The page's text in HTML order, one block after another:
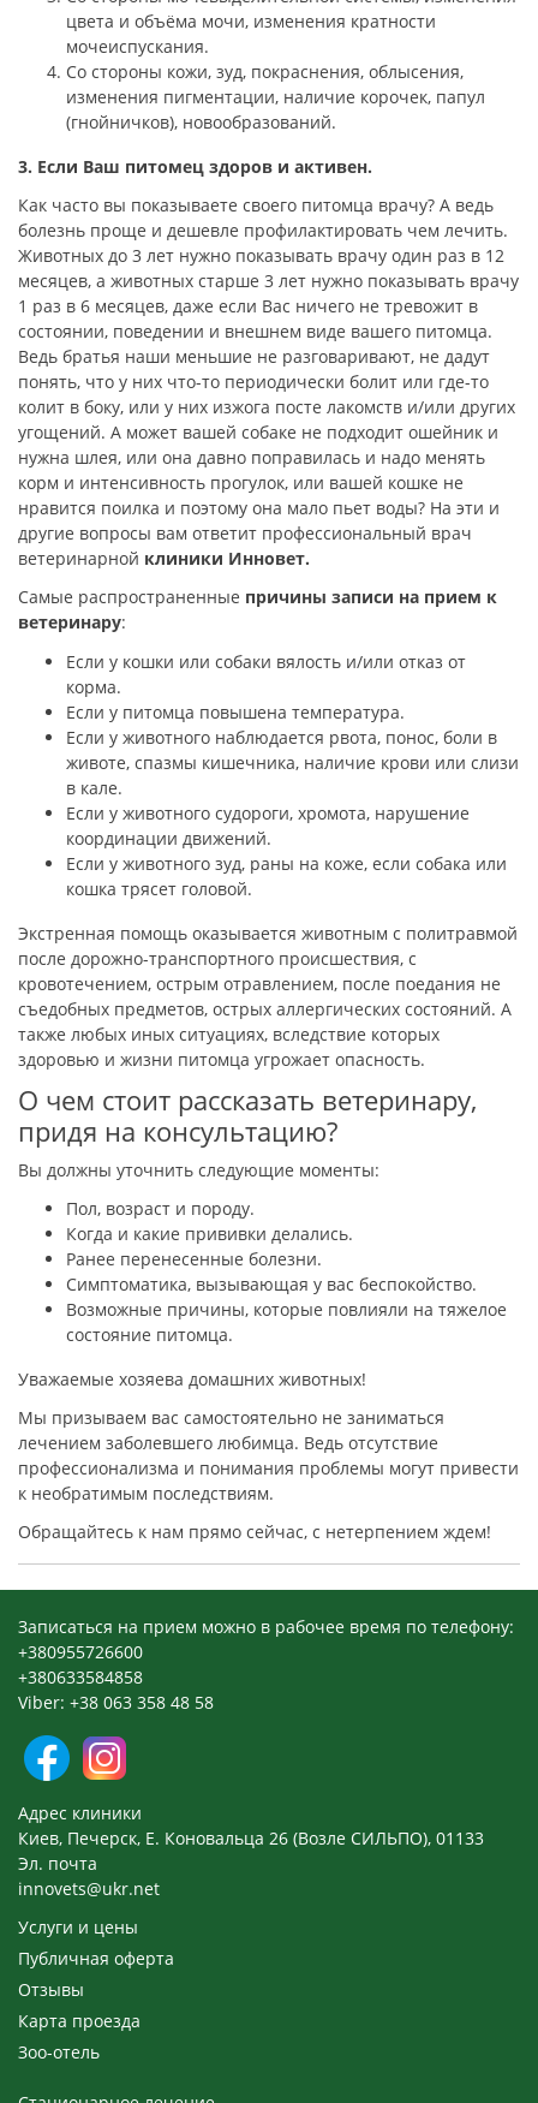
цвета и объёма мочи, изменения кратности
мочеиспускания.
Со стороны кожи, зуд, покраснения, облысения,
изменения пигментации, наличие корочек, папул
(гнойничков), новообразований.
3. Если Ваш питомец здоров и активен.
Как часто вы показываете своего питомца врачу? А ведь
болезнь проще и дешевле профилактировать чем лечить.
Животных до 3 лет нужно показывать врачу один раз в 12
месяцев, а животных старше 3 лет нужно показывать врачу
1 раз в 6 месяцев, даже если Вас ничего не тревожит в
состоянии, поведении и внешнем виде вашего питомца.
Ведь братья наши меньшие не разговаривают, не дадут
понять, что у них что-то периодически болит или где-то
колит в боку, или у них изжога посте лакомств и/или других
угощений. А может вашей собаке не подходит ошейник и
нужна шлея, или она давно поправилась и надо менять
корм и интенсивность прогулок, или вашей кошке не
нравится поилка и поэтому она мало пьет воды? На эти и
другие вопросы вам ответит профессиональный врач
ветеринарной клиники Инновет.
Самые распространенные причины записи на прием к
ветеринару:
Если у кошки или собаки вялость и/или отказ от
корма.
Если у питомца повышена температура.
Если у животного наблюдается рвота, понос, боли в
животе, спазмы кишечника, наличие крови или слизи
в кале.
Если у животного судороги, хромота, нарушение
координации движений.
Если у животного зуд, раны на коже, если собака или
кошка трясет головой.
Экстренная помощь оказывается животным с политравмой
после дорожно-транспортного происшествия, с
кровотечением, острым отравлением, после поедания не
съедобных предметов, острых аллергических состояний. А
также любых иных ситуациях, вследствие которых
здоровью и жизни питомца угрожает опасность.
О чем стоит рассказать ветеринару,
придя на консультацию?
Вы должны уточнить следующие моменты:
Пол, возраст и породу.
Когда и какие прививки делались.
Ранее перенесенные болезни.
Симптоматика, вызывающая у вас беспокойство.
Возможные причины, которые повлияли на тяжелое
состояние питомца.
Уважаемые хозяева домашних животных!
Мы призываем вас самостоятельно не заниматься
лечением заболевшего любимца. Ведь отсутствие
профессионализма и понимания проблемы могут привести
к необратимым последствиям.
Обращайтесь к нам прямо сейчас, с нетерпением ждем!
Записаться на прием можно в рабочее время по телефону:
+380955726600
+380633584858
Viber: +38 063 358 48 58
Адрес клиники
Киев, Печерск, Е. Коновальца 26 (Возле СИЛЬПО), 01133
Эл. почта
innovets@ukr.net
Услуги и цены
Публичная оферта
Отзывы
Карта проезда
Зоо-отель